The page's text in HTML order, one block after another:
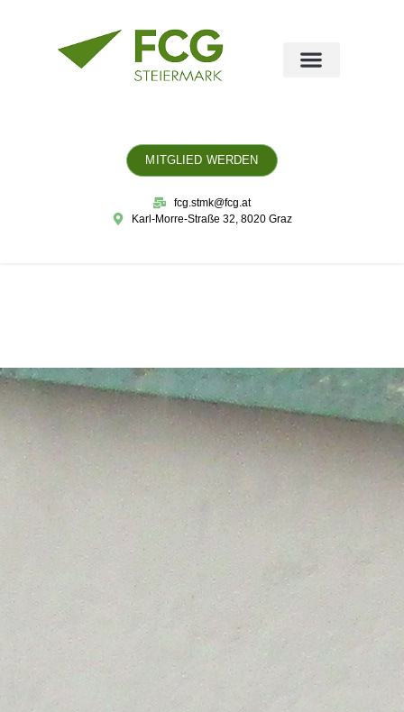
MITGLIED WERDEN
fcg.stmk@fcg.at
Karl-Morre-Straße 32, 8020 Graz